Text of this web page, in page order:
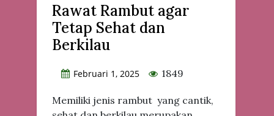
Rawat Rambut agar
Tetap Sehat dan
Berkilau
Februari 1, 2025 1849
Memiliki jenis rambut yang cantik,